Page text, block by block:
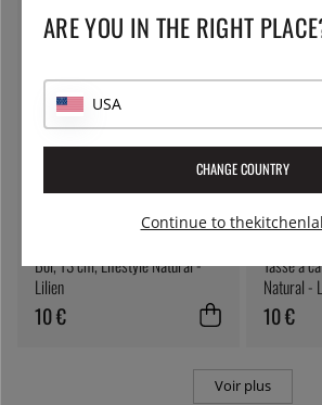
Bol, 13 cm, Lifestyle Natural -
Lilien
10 €
Tasse à
Natural -
10 €
Voir plus
ARE YOU IN THE RIGHT
USA
CHANGE COUNTRY
Continue to